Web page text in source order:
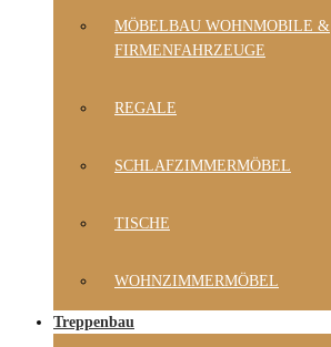
MÖBELBAU WOHNMOBILE &
FIRMENFAHRZEUGE
REGALE
SCHLAFZIMMERMÖBEL
TISCHE
WOHNZIMMERMÖBEL
Treppenbau